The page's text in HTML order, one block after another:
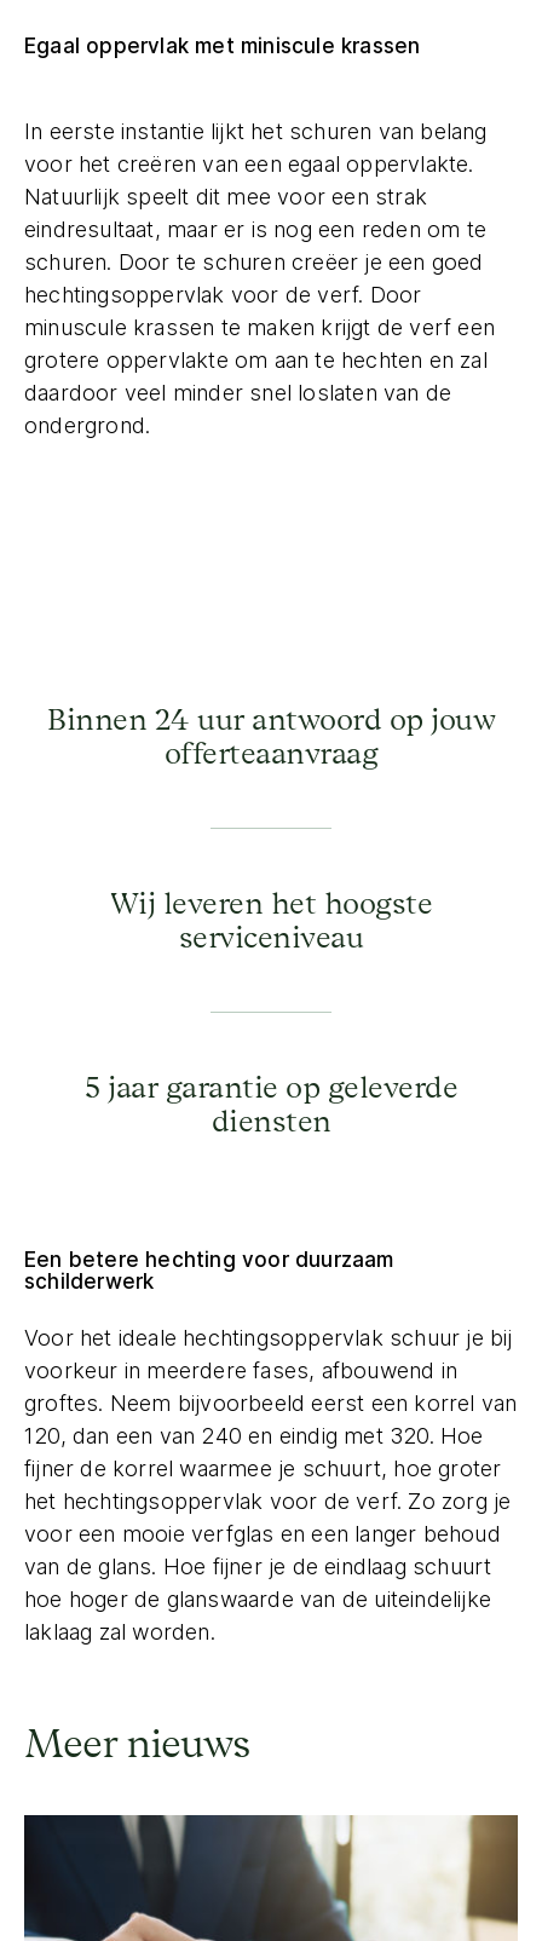
Egaal oppervlak met miniscule krassen
In eerste instantie lijkt het schuren van belang
voor het creëren van een egaal oppervlakte.
Natuurlijk speelt dit mee voor een strak
eindresultaat, maar er is nog een reden om te
schuren. Door te schuren creëer je een goed
hechtingsoppervlak voor de verf. Door
minuscule krassen te maken krijgt de verf een
grotere oppervlakte om aan te hechten en zal
daardoor veel minder snel loslaten van de
ondergrond.
Binnen 24 uur antwoord op jouw
offerteaanvraag
Wij leveren het hoogste
serviceniveau
5 jaar garantie op geleverde
diensten
Een betere hechting voor duurzaam
schilderwerk
Voor het ideale hechtingsoppervlak schuur je bij
voorkeur in meerdere fases, afbouwend in
groftes. Neem bijvoorbeeld eerst een korrel van
120, dan een van 240 en eindig met 320. Hoe
fijner de korrel waarmee je schuurt, hoe groter
het hechtingsoppervlak voor de verf. Zo zorg je
voor een mooie verfglas en een langer behoud
van de glans. Hoe fijner je de eindlaag schuurt
hoe hoger de glanswaarde van de uiteindelijke
laklaag zal worden.
Meer nieuws